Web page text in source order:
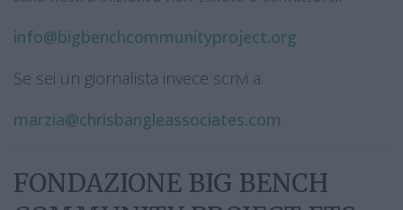
la tua
Panchina
Panchine
speciali
Big
Bench
info@bigbenchcommunityproject.org
Se sei un giornalista invece scrivi a:
marzia@chrisbangleassociates.com
FONDAZIONE BIG BENCH